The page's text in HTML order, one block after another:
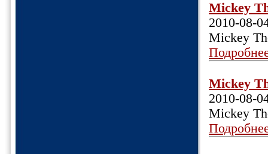
Mickey
2010-08-
Mickey
Mickey
2010-08-
Mickey